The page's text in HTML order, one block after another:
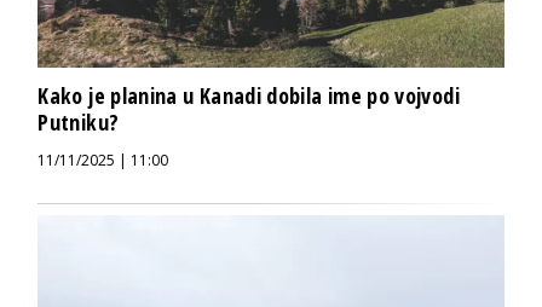
Kako je planina u Kanadi dobila ime po vojvodi
Putniku?
11/11/2025 | 11:00